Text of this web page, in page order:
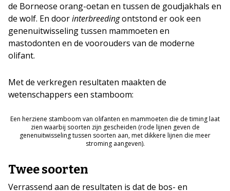
de Borneose orang-oetan en tussen de goudjakhals en
de wolf. En doorinterbreedingontstond er ook een
genenuitwisseling tussen mammoeten en
mastodonten en de voorouders van de moderne
olifant.
Met de verkregen resultaten maakten de
wetenschappers een stamboom:
Een herziene stamboom van olifanten en mammoeten die de timing laat
zien waarbij soorten zijn gescheiden (rode lijnen geven de
genenuitwisseling tussen soorten aan, met dikkere lijnen die meer
stroming aangeven).
Twee soorten
Verrassend aan de resultaten is dat de bos- en